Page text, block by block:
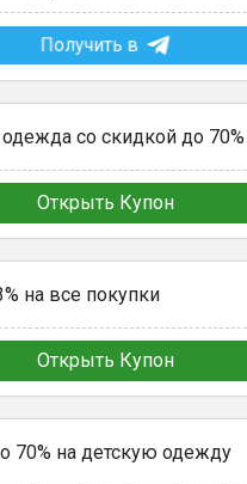
Получить в
со скидкой до 70%
Открыть Купон
на все покупки
Открыть Купон
70% на детскую одежду